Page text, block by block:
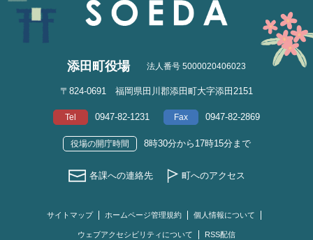
添田町役場 法人番号 5000020406023
〒824-0691 福岡県田川郡添田町大字添田2151
Tel 0947-82-1231 Fax 0947-82-2869
役場の開庁時間 8時30分から17時15分まで
各課への連絡先 町へのアクセス
サイトマップ ホームページ管理規約 個人情報について
ウェブアクセシビリティについて RSS配信